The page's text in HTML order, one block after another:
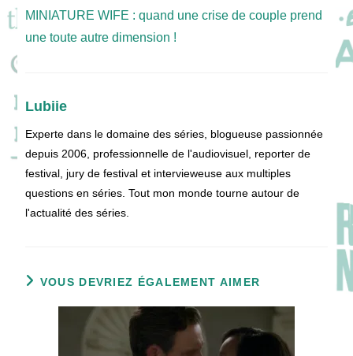
MINIATURE WIFE : quand une crise de couple prend
une toute autre dimension !
Lubiie
Experte dans le domaine des séries, blogueuse passionnée
depuis 2006, professionnelle de l'audiovisuel, reporter de
festival, jury de festival et intervieweuse aux multiples
questions en séries. Tout mon monde tourne autour de
l'actualité des séries.
VOUS DEVRIEZ ÉGALEMENT AIMER